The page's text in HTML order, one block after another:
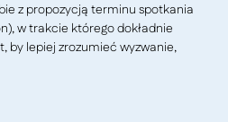
z propozycją terminu spotkania
w trakcie którego dokładnie
by lepiej zrozumieć wyzwanie,